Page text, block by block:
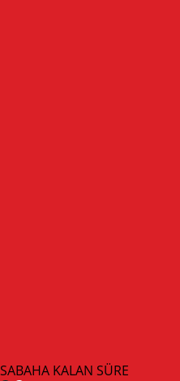
SABAHA KALAN SÜRE